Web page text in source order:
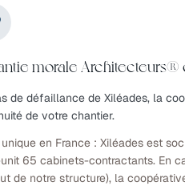
morale Architecteurs®
de défaillance de Xiléades, la
de votre chantier.
en France : Xiléades est
65 cabinets-contractants. En
de notre structure), la